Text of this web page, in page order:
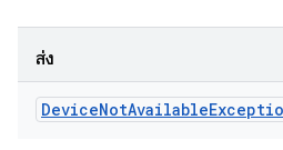
ส่ง
DeviceNotAvailable